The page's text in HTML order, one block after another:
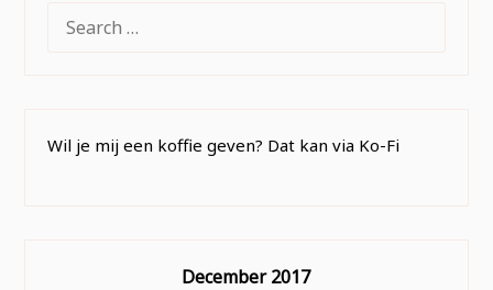
FOR:
Wil je mij een koffie geven? Dat kan via Ko-Fi
December 2017